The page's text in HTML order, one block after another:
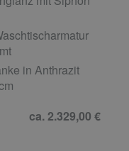
in Anthrazit
ca. 2.329,00 €